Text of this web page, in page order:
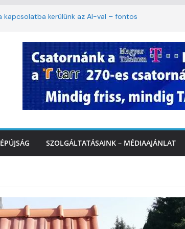
kapcsolatba kerülünk az AI-val – fontos
felfrissülés: jövő héten újra berobban
szolgáltatásnyújtás a hőségriadó alatt
Városi Gyógyfürdő és
SZOLGÁLTATÁSAINK – MÉDIAAJÁNLAT